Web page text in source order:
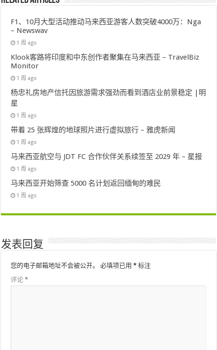
F1、10月大型活动推动马来西亚游客人数突破4000万：Nga
– Newswav
1 周 ago
Klook客路将印度和中东创作者聚集在马来西亚 – TravelBiz
Monitor
1 周 ago
杨忠礼房地产信托因旅游需求强劲而看到酒店业前景稳定 |明
星
1 周 ago
带着 25 张辉煌的地球照片进行虚拟旅行 – 雅虎新闻
1 周 ago
马来西亚航空与 JDT FC 合作伙伴关系续签至 2029 年 – 星报
1 周 ago
马来西亚开始筛查 5000 名计划返回缅甸的难民
1 周 ago
发表回复
您的电子邮箱地址不会被公开。 必填项已用* 标注
评论*